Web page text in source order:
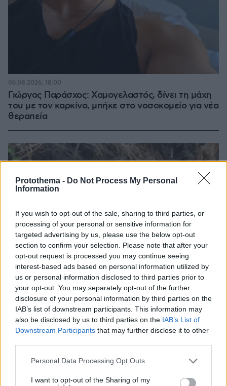
Protothema - Do Not Process My Personal
Information
If you wish to opt-out of the sale, sharing to third parties, or
processing of your personal or sensitive information for
targeted advertising by us, please use the below opt-out
section to confirm your selection. Please note that after your
opt-out request is processed you may continue seeing
interest-based ads based on personal information utilized by
us or personal information disclosed to third parties prior to
your opt-out. You may separately opt-out of the further
disclosure of your personal information by third parties on the
IAB’s list of downstream participants. This information may
also be disclosed by us to third parties on the IAB’s List of
Downstream Participants that may further disclose it to other
Please note that this website/app uses one or more Google
not limited to your visit or usage behaviour. You may click to
Personal Data Processing Opt Outs
I want to opt-out of the Sharing of my
Γιώργος Παράσχος: Χαμογελαστός, δίνει τη μάχη
του με τον καρκίνο, μπήκε στο νοσοκομείο για νέα
θεραπεία
06.08.2026, 18:00
Γιατί δεν έσωσα το κουτάβι: Ο ερευνητής που
06.08.2026, 19:34